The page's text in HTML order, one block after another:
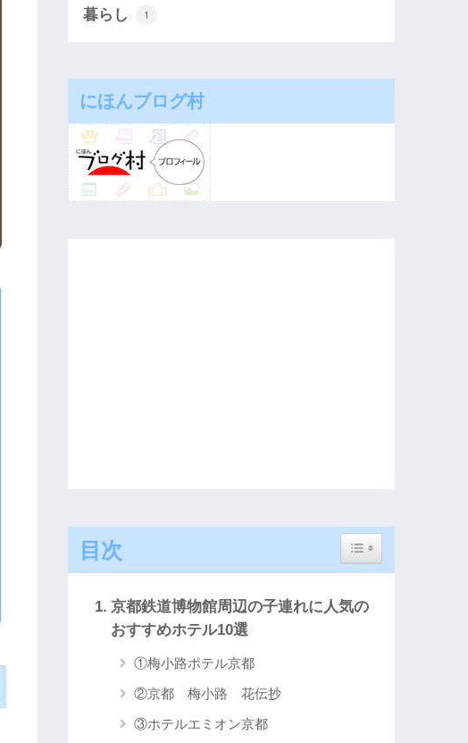
暮らし 1
にほんブログ村
目次 Toggle Table of
京都鉄道博物館周辺の子連れに人気の
おすすめホテル10選
①梅小路ポテル京都
②京都 梅小路 花伝抄
③ホテルエミオン京都